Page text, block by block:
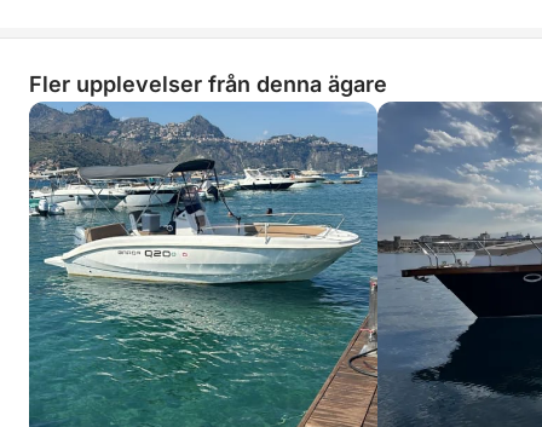
av vår dag.
Fler upplevelser från denna ägare